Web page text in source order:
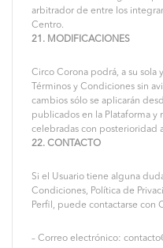
arbitrador de entre los
Centro.
21. MODIFICACIONES
Circo Corona podrá, a su sola
Términos y Condiciones sin
cambios sólo se aplicarán
publicados en la Plataforma y
celebradas con posterioridad
22. CONTACTO
Si el Usuario tiene alguna
Condiciones, Política de
Perfil, puede contactarse con
– Correo electrónico: